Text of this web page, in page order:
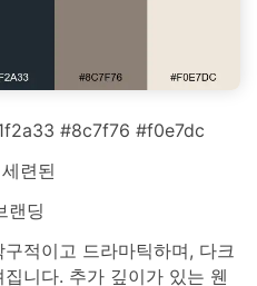
#8c7f76 #f0e7dc
련된
랜딩
적이고 드라마틱하며, 다크
니다. 추가 깊이가 있는 웬